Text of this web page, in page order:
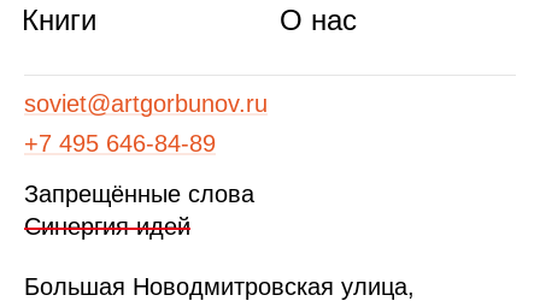
Книги
О нас
soviet@artgorbunov.ru
+7 495 646‑84‑89
Запрещённые слова
Синергия идей
Большая Новодмитровская улица,